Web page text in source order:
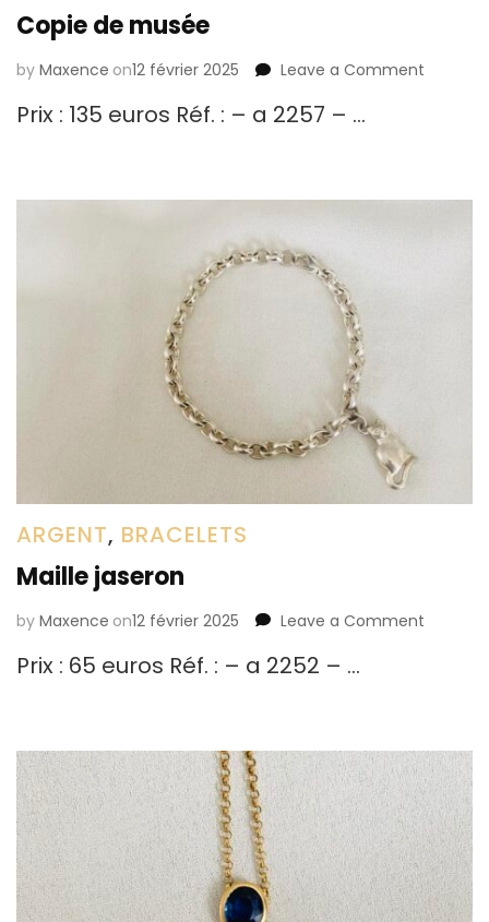
Copie de musée
by Maxence on12 février 2025 Leave a Comment
Prix : 135 euros Réf. : – a 2257 – …
ARGENT, BRACELETS
Maille jaseron
by Maxence on12 février 2025 Leave a Comment
Prix : 65 euros Réf. : – a 2252 – …